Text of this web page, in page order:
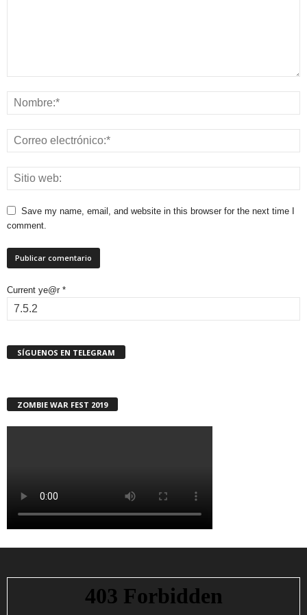
Save my name, email, and website in this browser for the next time I
comment.
Current ye@r *
SÍGUENOS EN TELEGRAM
ZOMBIE WAR FEST 2019